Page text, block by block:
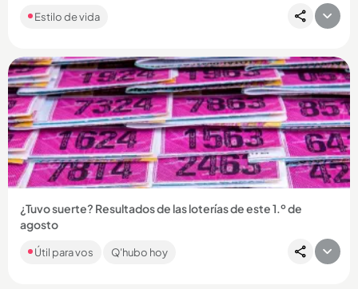
Estilo de vida
Compartir Noticia
¿Tuvo suerte? Resultados de las loterías de este 1.º de
agosto
Más de 20 chances jugaron y otros premios gordos pudieron
llenarle los bolsillos. ¡Mucha suerte!...
Útil para vos Q'hubo hoy